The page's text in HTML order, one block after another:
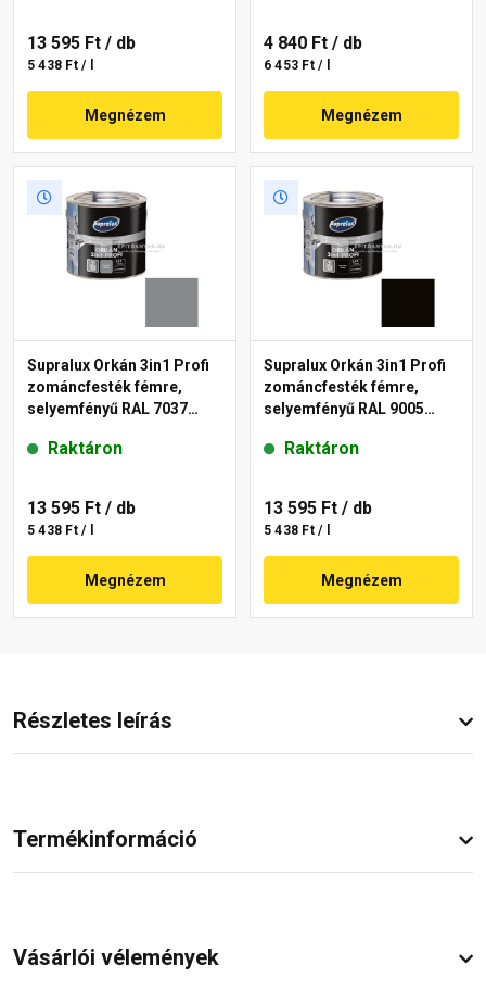
13 595 Ft / db
5 438 Ft / l
Megnézem
4 840 Ft / db
6 453 Ft / l
Megnézem
Supralux Orkán 3in1 Profi
zománcfesték fémre,
selyemfényű RAL 7037
Raktáron
13 595 Ft / db
5 438 Ft / l
Megnézem
Supralux Orkán 3in1 Profi
zománcfesték fémre,
selyemfényű RAL 9005
Raktáron
13 595 Ft / db
5 438 Ft / l
Megnézem
Részletes leírás
Termékinformáció
Vásárlói vélemények